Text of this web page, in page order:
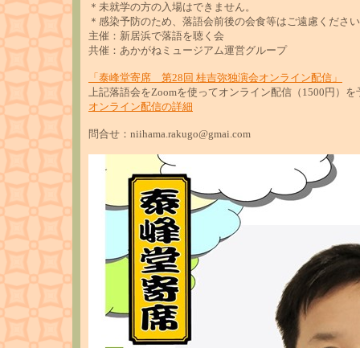
＊未就学の方の入場はできません。
＊感染予防のため、落語会前後の会食等はご遠慮くださ
主催：新居浜で落語を聴く会
共催：あかがねミュージアム運営グループ
「泰峰堂寄席 第28回 桂吉弥独演会オンライン配信」
上記落語会をZoomを使ってオンライン配信（1500円）
オンライン配信の詳細
問合せ：niihama.rakugo@gmai.com